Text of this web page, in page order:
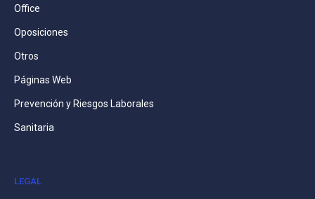
Office
Oposiciones
Otros
Páginas Web
Prevención y Riesgos Laborales
Sanitaria
LEGAL